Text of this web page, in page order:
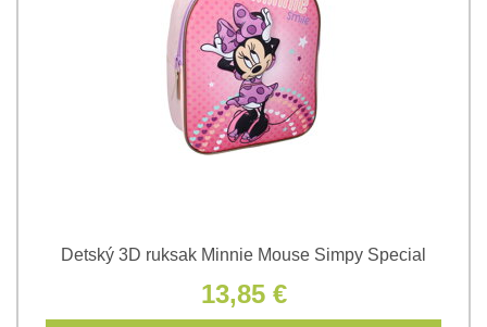
Detský 3D ruksak Minnie Mouse Simpy Special
13,85 €